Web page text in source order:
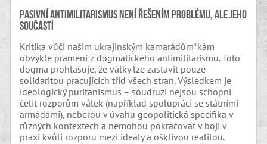
Pasivní antimilitarismus není řešením problému, ale jeho
součástí
Kritika vůči našim ukrajinským kamarádům*kám
obvykle pramení z dogmatického antimilitarismu. Toto
dogma prohlašuje, že války lze zastavit pouze
solidaritou pracujících tříd všech stran. Výsledkem je
ideologický puritanismus – soudruzi nejsou schopni
čelit rozporům válek (například spolupráci se státními
armádami), neberou v úvahu geopolitická specifika v
různých kontextech a nemohou pokračovat v boji v
praxi kvůli rozporu mezi ideály a ošklivou realitou.